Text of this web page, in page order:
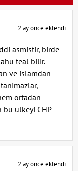
2 ay önce eklendi.
asmistir, birde
teal bilir.
ve islamdan
ortadan
bu ulkeyi CHP
2 ay önce eklendi.